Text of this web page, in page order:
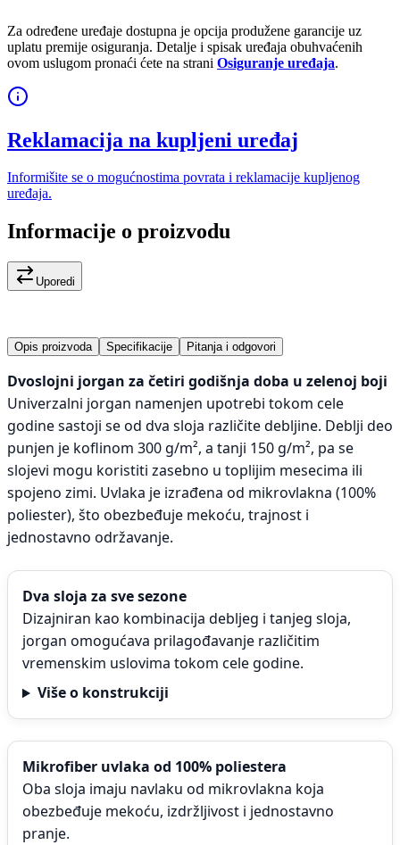
Za određene uređaje dostupna je opcija produžene garancije uz
uplatu premije osiguranja. Detalje i spisak uređaja obuhvaćenih
ovom uslugom pronaći ćete na strani Osiguranje uređaja.
Reklamacija na kupljeni uređaj
Informišite se o mogućnostima povrata i reklamacije kupljenog
uređaja.
Informacije o proizvodu
Uporedi
Opis proizvoda Specifikacije Pitanja i odgovori
Dvoslojni jorgan za četiri godišnja doba u zelenoj boji
Univerzalni jorgan namenjen upotrebi tokom cele
godine sastoji se od dva sloja različite debljine. Deblji deo
punjen je koflinom 300 g/m², a tanji 150 g/m², pa se
slojevi mogu koristiti zasebno u toplijim mesecima ili
spojeno zimi. Uvlaka je izrađena od mikrovlakna (100%
poliester), što obezbeđuje mekoću, trajnost i
jednostavno održavanje.
Dva sloja za sve sezone
Dizajniran kao kombinacija debljeg i tanjeg sloja,
jorgan omogućava prilagođavanje različitim
vremenskim uslovima tokom cele godine.
Više o konstrukciji
Mikrofiber uvlaka od 100% poliestera
Oba sloja imaju navlaku od mikrovlakna koja
obezbeđuje mekoću, izdržljivost i jednostavno
pranje.